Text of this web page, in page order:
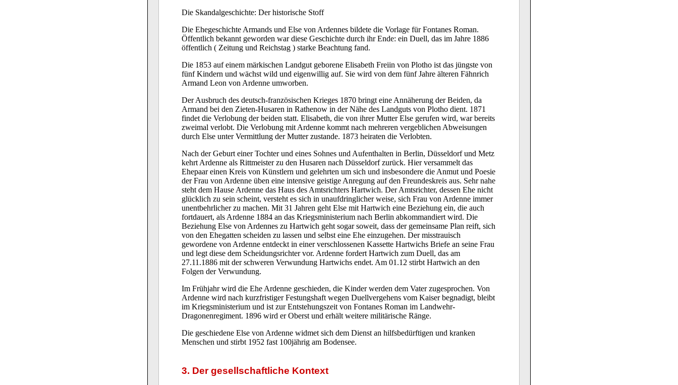
Die Skandalgeschichte: Der historische Stoff
Die Ehegeschichte Armands und Else von Ardennes bildete die Vorlage für Fontanes Roman.
Öffentlich bekannt geworden war diese Geschichte durch ihr Ende: ein Duell, das im Jahre 1886
öffentlich ( Zeitung und Reichstag ) starke Beachtung fand.
Die 1853 auf einem märkischen Landgut geborene Elisabeth Freiin von Plotho ist das jüngste von
fünf Kindern und wächst wild und eigenwillig auf. Sie wird von dem fünf Jahre älteren Fähnrich
Armand Leon von Ardenne umworben.
Der Ausbruch des deutsch-französischen Krieges 1870 bringt eine Annäherung der Beiden, da
Armand bei den Zieten-Husaren in Rathenow in der Nähe des Landguts von Plotho dient. 1871
findet die Verlobung der beiden statt. Elisabeth, die von ihrer Mutter Else gerufen wird, war bereits
zweimal verlobt. Die Verlobung mit Ardenne kommt nach mehreren vergeblichen Abweisungen
durch Else unter Vermittlung der Mutter zustande. 1873 heiraten die Verlobten.
Nach der Geburt einer Tochter und eines Sohnes und Aufenthalten in Berlin, Düsseldorf und Metz
kehrt Ardenne als Rittmeister zu den Husaren nach Düsseldorf zurück. Hier versammelt das
Ehepaar einen Kreis von Künstlern und gelehrten um sich und insbesondere die Anmut und Poesie
der Frau von Ardenne üben eine intensive geistige Anregung auf den Freundeskreis aus. Sehr nahe
steht dem Hause Ardenne das Haus des Amtsrichters Hartwich. Der Amtsrichter, dessen Ehe nicht
glücklich zu sein scheint, versteht es sich in unaufdringlicher weise, sich Frau von Ardenne immer
unentbehrlicher zu machen. Mit 31 Jahren geht Else mit Hartwich eine Beziehung ein, die auch
fortdauert, als Ardenne 1884 an das Kriegsministerium nach Berlin abkommandiert wird. Die
Beziehung Else von Ardennes zu Hartwich geht sogar soweit, dass der gemeinsame Plan reift, sich
von den Ehegatten scheiden zu lassen und selbst eine Ehe einzugehen. Der misstrauisch
gewordene von Ardenne entdeckt in einer verschlossenen Kassette Hartwichs Briefe an seine Frau
und legt diese dem Scheidungsrichter vor. Ardenne fordert Hartwich zum Duell, das am
27.11.1886 mit der schweren Verwundung Hartwichs endet. Am 01.12 stirbt Hartwich an den
Folgen der Verwundung.
Im Frühjahr wird die Ehe Ardenne geschieden, die Kinder werden dem Vater zugesprochen. Von
Ardenne wird nach kurzfristiger Festungshaft wegen Duellvergehens vom Kaiser begnadigt, bleibt
im Kriegsministerium und ist zur Entstehungszeit von Fontanes Roman im Landwehr-
Dragonenregiment. 1896 wird er Oberst und erhält weitere militärische Ränge.
Die geschiedene Else von Ardenne widmet sich dem Dienst an hilfsbedürftigen und kranken
Menschen und stirbt 1952 fast 100jährig am Bodensee.
3. Der gesellschaftliche Kontext